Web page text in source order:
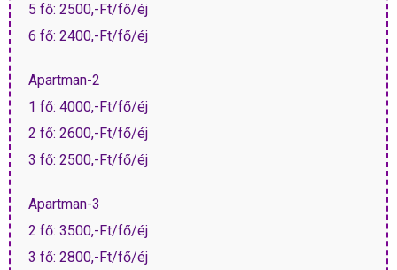
5 fő: 2500,-Ft/fő/éj
6 fő: 2400,-Ft/fő/éj
Apartman-2
1 fő: 4000,-Ft/fő/éj
2 fő: 2600,-Ft/fő/éj
3 fő: 2500,-Ft/fő/éj
Apartman-3
2 fő: 3500,-Ft/fő/éj
3 fő: 2800,-Ft/fő/éj